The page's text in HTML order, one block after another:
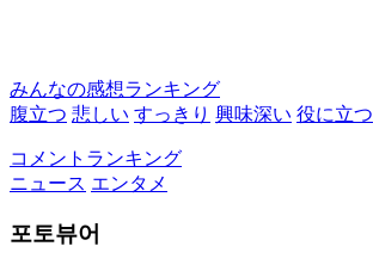
みんなの感想ランキング
腹立つ 悲しい すっきり 興味深い 役に立つ
コメントランキング
ニュース エンタメ
포토뷰어